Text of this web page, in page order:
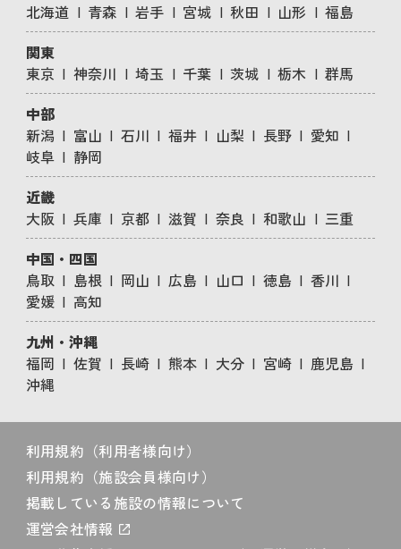
北海道
青森 岩手 宮城 秋田 山形
福島
関東
東京
神奈川 埼玉 千葉 茨城 栃木
群馬
中部
新潟
富山 石川 福井 山梨 長野
愛知
岐阜
静岡
近畿
大阪
兵庫 京都 滋賀 奈良 和歌山
三重
中国・四国
鳥取
島根 岡山 広島 山口 徳島
香川
愛媛
高知
九州・沖縄
福岡
佐賀 長崎 熊本 大分 宮崎
鹿児島
沖縄
利用規約（利用者様向け）
利用規約（施設会員様向け）
掲載している施設の情報について
運営会社情報